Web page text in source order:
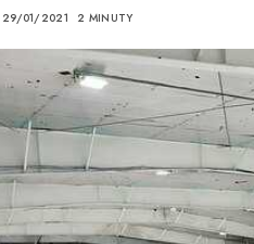
29/01/2021 2 MINUTY